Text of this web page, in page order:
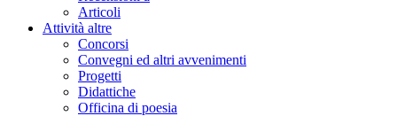
Articoli
Attività altre
Concorsi
Convegni ed altri avvenimenti
Progetti
Didattiche
Officina di poesia